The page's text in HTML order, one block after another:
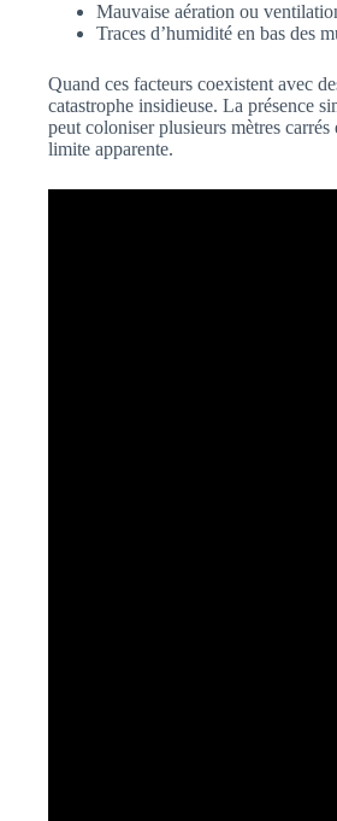
Mauvaise aération ou
Traces d’humidité en bas des
Quand ces facteurs coexistent avec
catastrophe insidieuse. La présence
peut coloniser plusieurs mètres
limite apparente.